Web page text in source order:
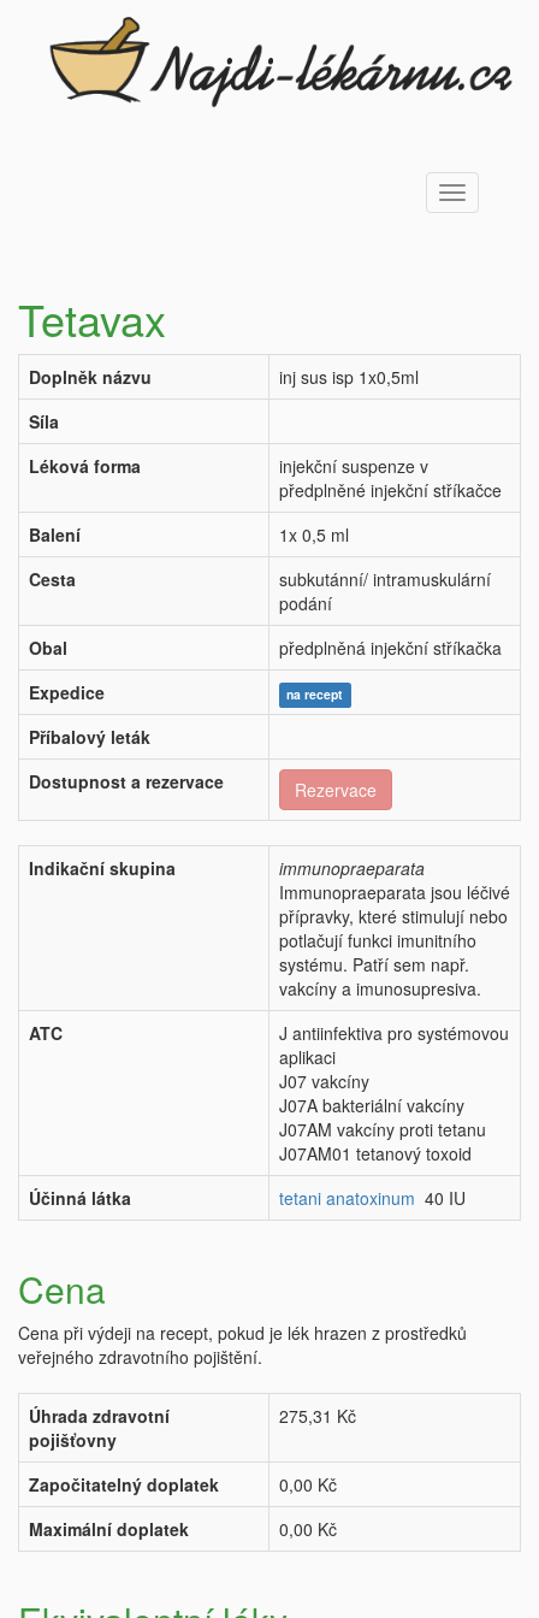
Toggle
navigation
Tetavax
Doplněk názvu
inj sus isp 1x0,5ml
Síla
Léková forma
injekční suspenze v
předplněné injekční stříkačce
Balení
1x 0,5 ml
Cesta
subkutánní/ intramuskulární
podání
Obal
předplněná injekční stříkačka
Expedice
na recept
Příbalový leták
Dostupnost a rezervace
Rezervace
Indikační skupina
immunopraeparata
Immunopraeparata jsou léčivé
přípravky, které stimulují nebo
potlačují funkci imunitního
systému. Patří sem např.
vakcíny a imunosupresiva.
ATC
J antiinfektiva pro systémovou
aplikaci
J07 vakcíny
J07A bakteriální vakcíny
J07AM vakcíny proti tetanu
J07AM01 tetanový toxoid
Účinná látka
tetani anatoxinum 40 IU
Cena
Cena při výdeji na recept, pokud je lék hrazen z prostředků
veřejného zdravotního pojištění.
Úhrada zdravotní
pojišťovny
275,31 Kč
Započitatelný doplatek
0,00 Kč
Maximální doplatek
0,00 Kč